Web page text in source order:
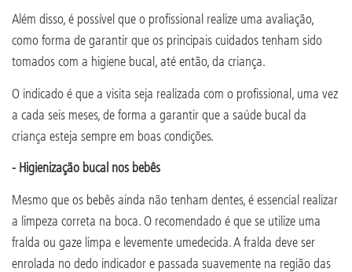
Além disso, é possível que o profissional realize uma avaliação,
como forma de garantir que os principais cuidados tenham sido
tomados com a higiene bucal, até então, da criança.
O indicado é que a visita seja realizada com o profissional, uma vez
a cada seis meses, de forma a garantir que a saúde bucal da
criança esteja sempre em boas condições.
- Higienização bucal nos bebês
Mesmo que os bebês ainda não tenham dentes, é essencial realizar
a limpeza correta na boca. O recomendado é que se utilize uma
fralda ou gaze limpa e levemente umedecida. A fralda deve ser
enrolada no dedo indicador e passada suavemente na região das